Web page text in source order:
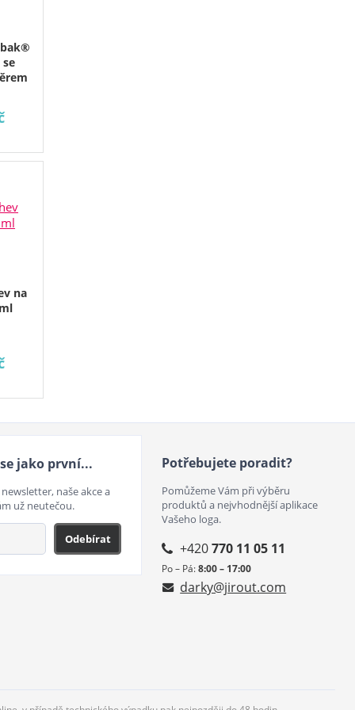
se
na
jako první...
naše akce a
už neutečou.
Odebírat
Potřebujete poradit?
Pomůžeme Vám při výběru
produktů a nejvhodnější aplikace
Vašeho loga.
+420770 11 05 11
Po – Pá:8:00 – 17:00
darky@jirout.com